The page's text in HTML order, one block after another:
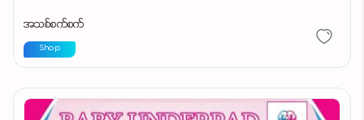
အသစ်စက်စက်
Shop